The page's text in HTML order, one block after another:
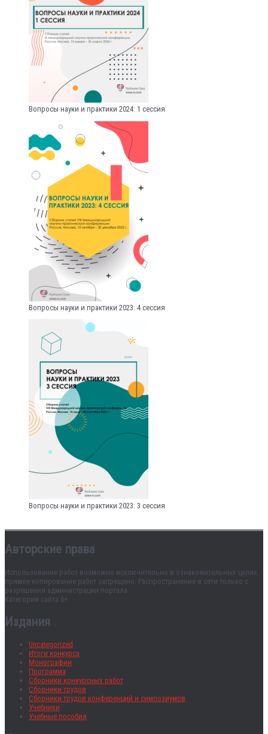
Вопросы науки и практики 2024: 1 сессия
Вопросы науки и практики 2023: 4 сессия
Вопросы науки и практики 2023: 3 сессия
Авторские права
Использование работ возможно исключительно в ознакомительных целях,
прямое копирование работ запрещено. Распространение в сети только с
разрешения администрации портала.
Категория сайта 6+
Издания
Uncategorized
Итоги конкурса
Монографии
Программа
Сборники конкурсных работ
Сборники трудов
Сборники трудов конференций и симпозиумов
Учебники
Учебные пособия